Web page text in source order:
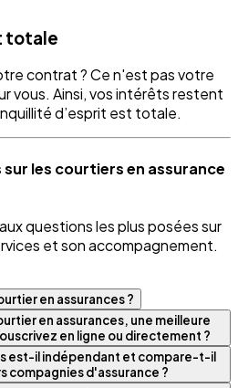
totale
contrat ? Ce n'est pas votre
vous. Ainsi, vos intérêts restent
d’esprit est totale.
les courtiers en assurance
questions les plus posées sur
et son accompagnement.
en assurances ?
en assurances, une meilleure
en ligne ou directement ?
est-il indépendant et compare-t-il
compagnies d'assurance ?